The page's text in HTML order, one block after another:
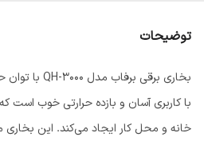
توضیحات
با کاربری آسان و بازده حرارتی خوب است